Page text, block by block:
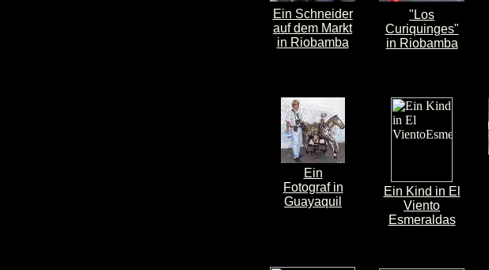
Ein
Fotograf in
Guayaquil
Ein Kind in El
Viento
Esmeraldas
Ein Schneider
auf dem Markt
in Riobamba
"Los
Curiquinges"
in Riobamba